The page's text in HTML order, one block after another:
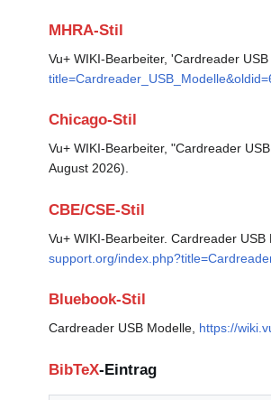
MHRA-Stil
Vu+ WIKI-Bearbeiter, 'Cardreader USB
Chicago-Stil
Vu+ WIKI-Bearbeiter, "Cardreader
August 2026).
CBE/CSE-Stil
Vu+ WIKI-Bearbeiter. Cardreader
support.org/
Bluebook-Stil
Cardreader USB Modelle, https://
BibTeX-Eintrag